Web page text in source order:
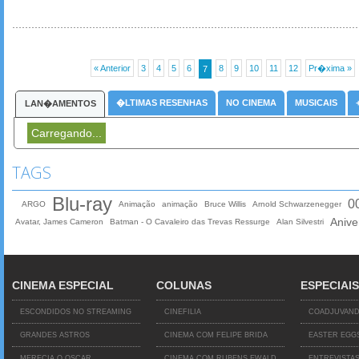
« Anterior 3 4 5 6 7 8 9 10 11 12 Pr�xima »
LAN�AMENTOS �LTIMAS RESENHAS NO CINEMA MUSICAIS
Carregando...
TAGS
ARGO Blu-ray Animação animação Bruce Willis Arnold Schwarzenegger
Avatar, James Cameron Batman - O Cavaleiro das Trevas Ressurge Alan Silvestri
CINEMA ESPECIAL
ESCONDIDOS NO STREAMING
GRANDES ASTROS
COLUNAS
CINEFILIA
CINEMA COM FELIPE BRIDA
ESPECIAIS
EASTER